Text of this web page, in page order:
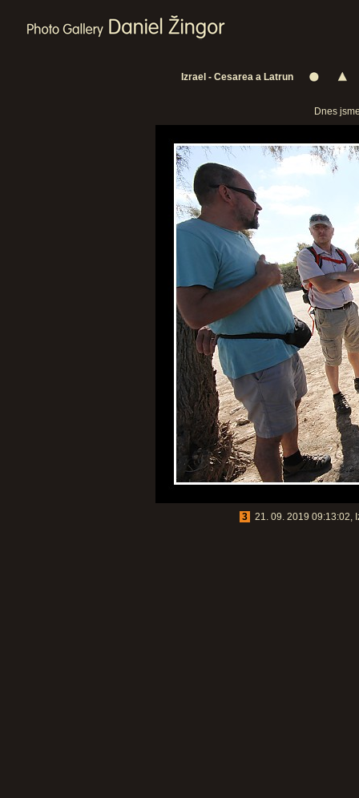
Izrael - Cesarea a Latrun
Dnes
3 21. 09. 2019 09:13:02,